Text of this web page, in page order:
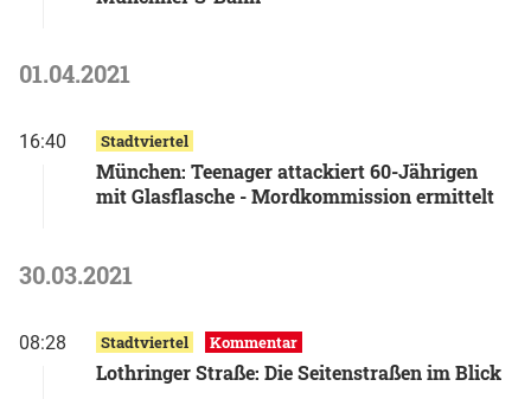
01.04.2021
16:40 Stadtviertel
München: Teenager attackiert 60-Jährigen
mit Glasflasche - Mordkommission ermittelt
30.03.2021
08:28 Stadtviertel Kommentar
Lothringer Straße: Die Seitenstraßen im Blick